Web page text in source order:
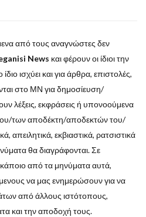
από τους αναγνώστες δεν
News και φέρουν οι ίδιοι την
ισχύει και για άρθρα, επιστολές,
στο ΜΝ για δημοσίευση/
λέξεις, εκφράσεις ή υπονοούμενα
των αποδέκτη/αποδεκτών του/
απειλητικά, εκβιαστικά, ρατσιστικά
θα διαγράφονται. Σε
από τα μηνύματα αυτά,
να μας ενημερώσουν για να
από άλλους ιστότοπους,
και την αποδοχή τους.